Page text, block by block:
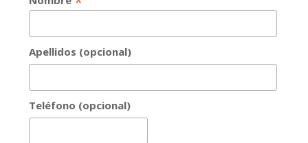
Apellidos (opcional)
Teléfono (opcional)